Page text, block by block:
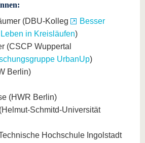
(DBU-Kolleg
Besser
in Kreisläufen)
(CSCP Wuppertal
UrbanUp)
Berlin)
(HWR Berlin)
Schmitd-Universität
Hochschule Ingolstadt